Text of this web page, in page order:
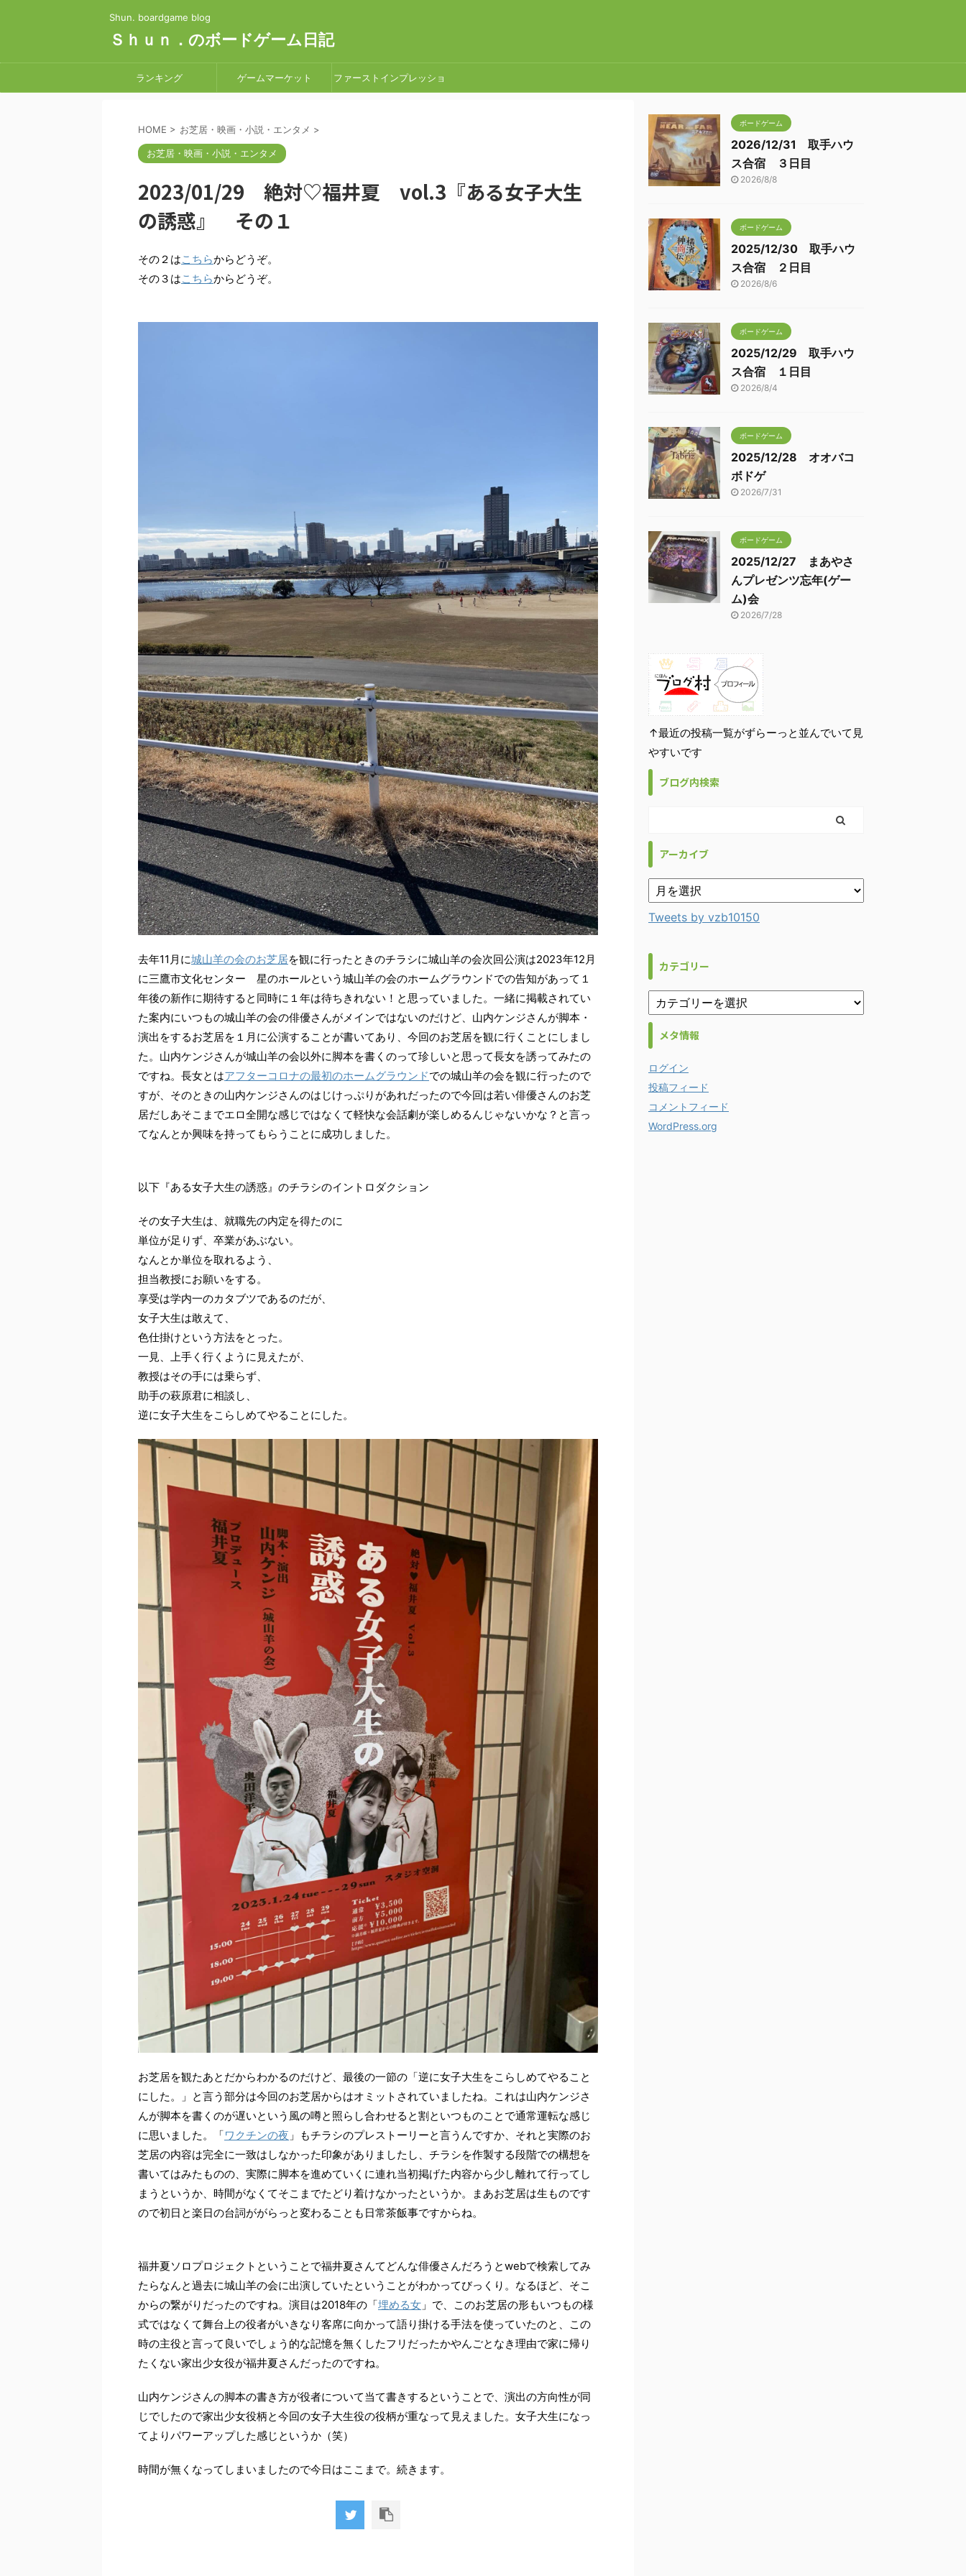
Shun. boardgame blog
Ｓｈｕｎ．のボードゲーム日記
ランキング ゲームマーケット ファーストインプレッショ
HOME > お芝居・映画・小説・エンタメ >
お芝居・映画・小説・エンタメ
2023/01/29 絶対♡福井夏 vol.3『ある女子大生
の誘惑』 その１
その２はこちらからどうぞ。
その３はこちらからどうぞ。
去年11月に城山羊の会のお芝居を観に行ったときのチラシに城山羊の会次回公演は2023年12月
に三鷹市文化センター 星のホールという城山羊の会のホームグラウンドでの告知があって１
年後の新作に期待すると同時に１年は待ちきれない！と思っていました。一緒に掲載されてい
た案内にいつもの城山羊の会の俳優さんがメインではないのだけど、山内ケンジさんが脚本・
演出をするお芝居を１月に公演することが書いてあり、今回のお芝居を観に行くことにしまし
た。山内ケンジさんが城山羊の会以外に脚本を書くのって珍しいと思って長女を誘ってみたの
ですね。長女とはアフターコロナの最初のホームグラウンドでの城山羊の会を観に行ったので
すが、そのときの山内ケンジさんのはじけっぷりがあれだったので今回は若い俳優さんのお芝
居だしあそこまでエロ全開な感じではなくて軽快な会話劇が楽しめるんじゃないかな？と言っ
てなんとか興味を持ってもらうことに成功しました。
以下『ある女子大生の誘惑』のチラシのイントロダクション
その女子大生は、就職先の内定を得たのに
単位が足りず、卒業があぶない。
なんとか単位を取れるよう、
担当教授にお願いをする。
享受は学内一のカタブツであるのだが、
女子大生は敢えて、
色仕掛けという方法をとった。
一見、上手く行くように見えたが、
教授はその手には乗らず、
助手の萩原君に相談し、
逆に女子大生をこらしめてやることにした。
お芝居を観たあとだからわかるのだけど、最後の一節の「逆に女子大生をこらしめてやること
にした。」と言う部分は今回のお芝居からはオミットされていましたね。これは山内ケンジさ
んが脚本を書くのが遅いという風の噂と照らし合わせると割といつものことで通常運転な感じ
に思いました。「ワクチンの夜 」もチラシのプレストーリーと言うんですか、それと実際のお
芝居の内容は完全に一致はしなかった印象がありましたし、チラシを作製する段階での構想を
書いてはみたものの、実際に脚本を進めていくに連れ当初掲げた内容から少し離れて行ってし
まうというか、時間がなくてそこまでたどり着けなかったというか。まあお芝居は生ものです
ので初日と楽日の台詞ががらっと変わることも日常茶飯事ですからね。
福井夏ソロプロジェクトということで福井夏さんてどんな俳優さんだろうとwebで検索してみ
たらなんと過去に城山羊の会に出演していたということがわかってびっくり。なるほど、そこ
からの繋がりだったのですね。演目は2018年の「埋める女 」で、このお芝居の形もいつもの様
式ではなくて舞台上の役者がいきなり客席に向かって語り掛ける手法を使っていたのと、この
時の主役と言って良いでしょう的な記憶を無くしたフリだったかやんごとなき理由で家に帰り
たくない家出少女役が福井夏さんだったのですね。
山内ケンジさんの脚本の書き方が役者について当て書きするということで、演出の方向性が同
じでしたので家出少女役柄と今回の女子大生役の役柄が重なって見えました。女子大生になっ
てよりパワーアップした感じというか（笑）
時間が無くなってしまいましたので今日はここまで。続きます。
ボードゲーム
2026/12/31 取手ハウ
ス合宿 ３日目
2026/8/8
ボードゲーム
2025/12/30 取手ハウ
ス合宿 ２日目
2026/8/6
ボードゲーム
2025/12/29 取手ハウ
ス合宿 １日目
2026/8/4
ボードゲーム
2025/12/28 オオバコ
ボドゲ
2026/7/31
ボードゲーム
2025/12/27 まあやさ
んプレゼンツ忘年(ゲー
ム)会
2026/7/28
↑最近の投稿一覧がずらーっと並んでいて見
やすいです
ブログ内検索
アーカイブ
Tweets by vzb10150
カテゴリー
メタ情報
ログイン
投稿フィード
コメントフィード
WordPress.org